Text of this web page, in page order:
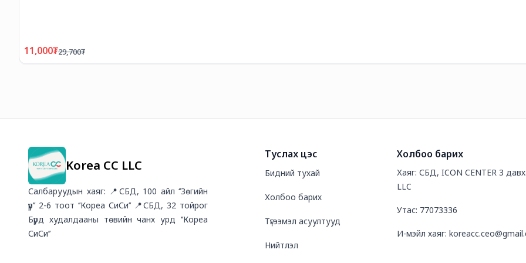
11,000₮29,700₮
Korea CC LLC
Салбаруудын хаяг: 📍СБД, 100 айл ‘’Зөгийн
үүр’’ 2-6 тоот ‘’Кореа СиСи’’ 📍СБД, 32 тойрог
Бүрд худалдааны төвийн чанх урд ‘’Кореа
СиСи’’
Туслах цэс
Бидний тухай
Холбоо барих
Түгээмэл асуултууд
Нийтлэл
Холбоо барих
Хаяг: СБД, ICON CENTER 3
LLC
Утас: 77073336
И-мэйл хаяг: